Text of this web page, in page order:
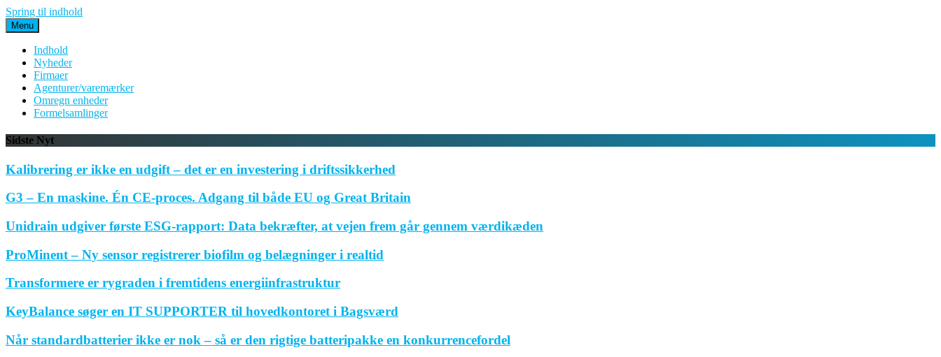
Spring til indhold
Menu
Indhold
Nyheder
Firmaer
Agenturer/varemærker
Omregn enheder
Formelsamlinger
Sidste Nyt
Kalibrering er ikke en udgift – det er en investering i driftssikkerhed
G3 – En maskine. Én CE-proces. Adgang til både EU og Great Britain
Unidrain udgiver første ESG-rapport: Data bekræfter, at vejen frem går gennem værdikæden
ProMinent – Ny sensor registrerer biofilm og belægninger i realtid
Transformere er rygraden i fremtidens energiinfrastruktur
KeyBalance søger en IT SUPPORTER til hovedkontoret i Bagsværd
Når standardbatterier ikke er nok – så er den rigtige batteripakke en konkurrencefordel